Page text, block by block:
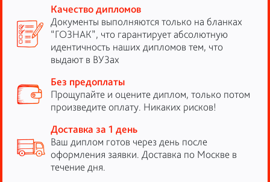
Качество дипломов
Документы выполняются только на бланках
“ГОЗНАК”, что гарантирует абсолютную
идентичность наших дипломов тем, что
выдают в ВУЗах
Без предоплаты
Прощупайте и оцените диплом, только потом
произведите оплату. Никаких рисков!
Доставка за 1 день
Ваш диплом готов через день после
оформления заявки. Доставка по Москве в
течение дня.